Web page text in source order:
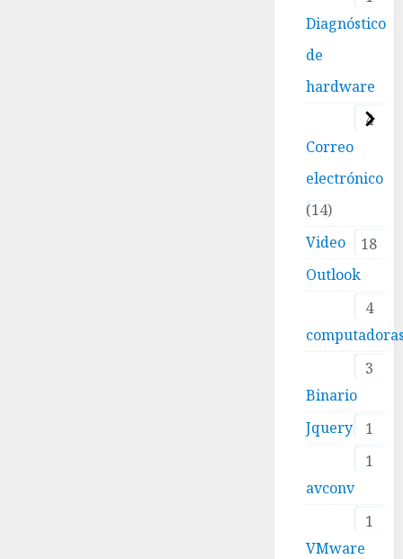
Diagnóstico
de
hardware
4
Correo
electrónico
14
Video
18
Outlook
4
3
Binario
1
Jquery
1
avconv
1
VMware